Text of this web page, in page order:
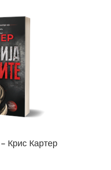
Крис Картер